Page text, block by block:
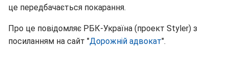
це передбачається покарання.
Про це повідомляє РБК-Україна (проект Styler) з
посиланням на сайт "Дорожній адвокат".